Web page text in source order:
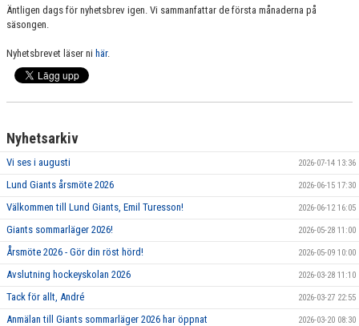
Äntligen dags för nyhetsbrev igen. Vi sammanfattar de första månaderna på
säsongen.
Nyhetsbrevet läser ni här.
Nyhetsarkiv
Vi ses i augusti 2026-07-14 13:36
Lund Giants årsmöte 2026 2026-06-15 17:30
Välkommen till Lund Giants, Emil Turesson! 2026-06-12 16:05
Giants sommarläger 2026! 2026-05-28 11:00
Årsmöte 2026 - Gör din röst hörd! 2026-05-09 10:00
Avslutning hockeyskolan 2026 2026-03-28 11:10
Tack för allt, André 2026-03-27 22:55
Anmälan till Giants sommarläger 2026 har öppnat 2026-03-20 08:30